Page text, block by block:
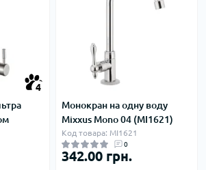
4
Монокран на одну воду
Mixxus Mono 04 (MI1621)
Код товара: MI1621
0
342.00 грн.